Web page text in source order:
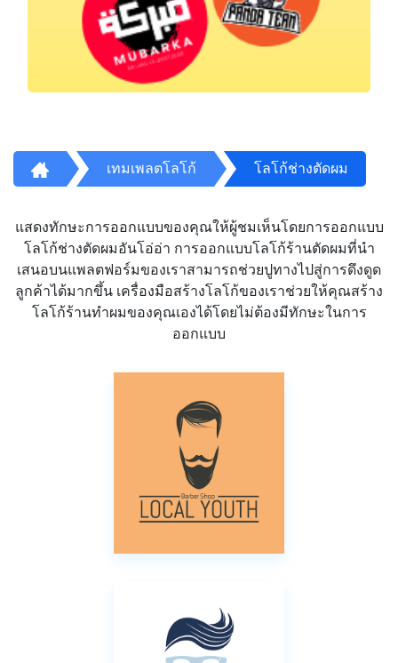
เทมเพลตโลโก้ โลโก้ช่างตัดผม
แสดงทักษะการออกแบบของคุณให้ผู้ชมเห็นโดยการออกแบบ
โลโก้ช่างตัดผมอันโอ่อ่า การออกแบบโลโก้ร้านตัดผมที่นำ
เสนอบนแพลตฟอร์มของเราสามารถช่วยปูทางไปสู่การดึงดูด
ลูกค้าได้มากขึ้น เครื่องมือสร้างโลโก้ของเราช่วยให้คุณสร้าง
โลโก้ร้านทำผมของคุณเองได้โดยไม่ต้องมีทักษะในการ
ออกแบบ